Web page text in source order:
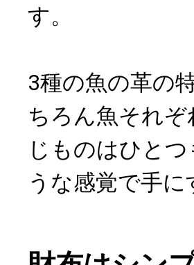
す。
3種の魚の革の
ちろん魚それ
じものはひと
うな感覚で手